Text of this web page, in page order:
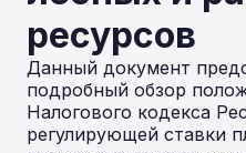
ресурсов
Данный документ
подробный обзор
Налогового кодекса
регулирующей ставки